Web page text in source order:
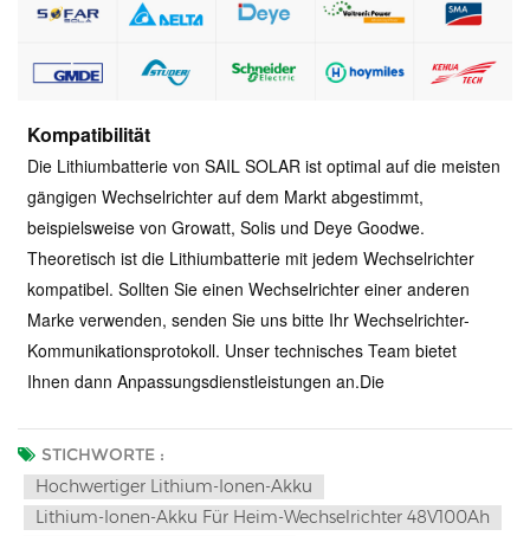
Kompatibilität
Die Lithiumbatterie von SAIL SOLAR ist optimal auf die meisten
gängigen Wechselrichter auf dem Markt abgestimmt,
beispielsweise von Growatt, Solis und Deye Goodwe.
Theoretisch ist die Lithiumbatterie mit jedem Wechselrichter
kompatibel. Sollten Sie einen Wechselrichter einer anderen
Marke verwenden, senden Sie uns bitte Ihr Wechselrichter-
Kommunikationsprotokoll. Unser technisches Team bietet
Ihnen dann Anpassungsdienstleistungen an.Die
STICHWORTE :
Hochwertiger Lithium-Ionen-Akku
Lithium-Ionen-Akku Für Heim-Wechselrichter 48V100Ah